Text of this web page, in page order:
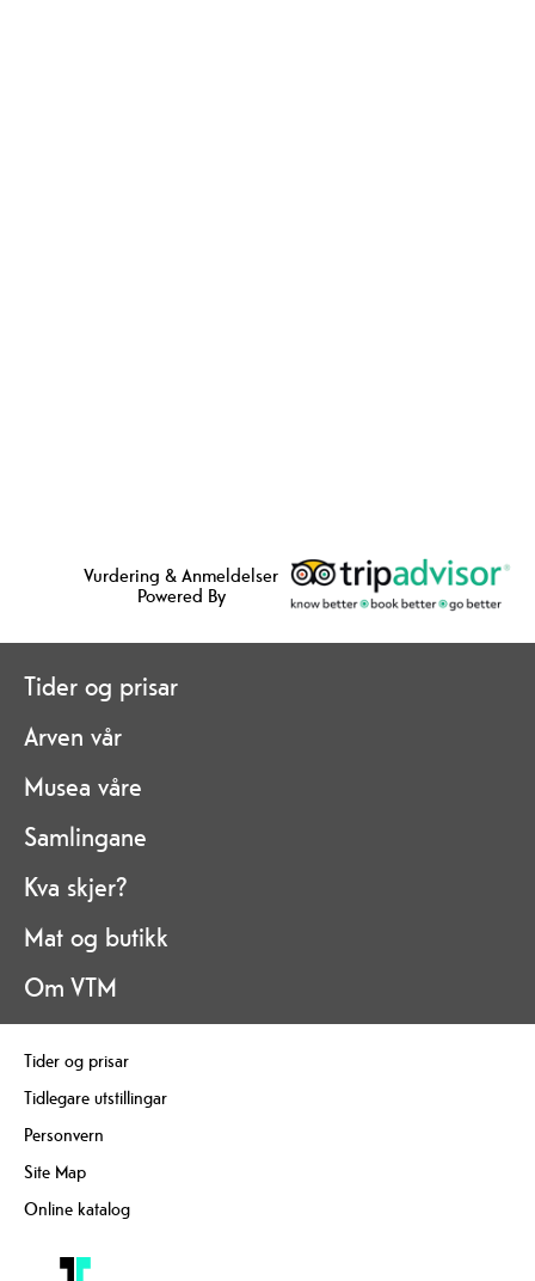
Vurdering & Anmeldelser
Powered By
Tider og prisar
Arven vår
Musea våre
Samlingane
Kva skjer?
Mat og butikk
Om VTM
Tider og prisar
Tidlegare utstillingar
Personvern
Site Map
Online katalog